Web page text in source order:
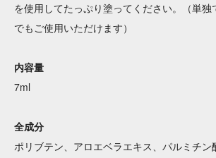
を使用してたっぷり塗ってください。（単独
でもご使用いただけます）
内容量
7ml
全成分
ポリブテン、アロエベラエキス、パルミチン